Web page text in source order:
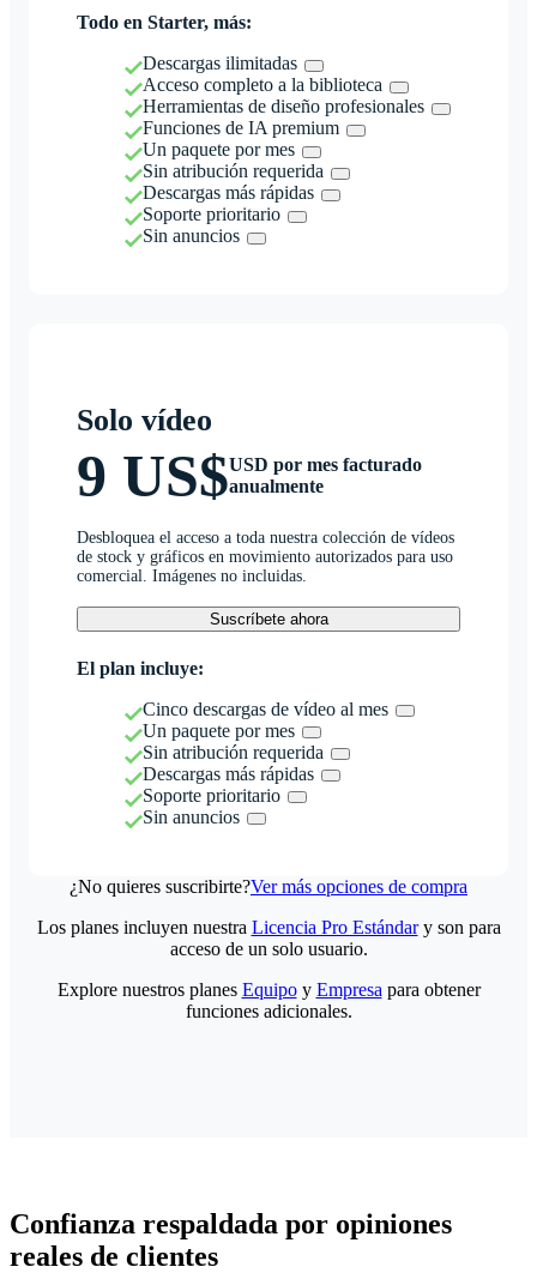
Todo en Starter, más:
Descargas ilimitadas
Acceso completo a la biblioteca
Herramientas de diseño profesionales
Funciones de IA premium
Un paquete por mes
Sin atribución requerida
Descargas más rápidas
Soporte prioritario
Sin anuncios
Solo vídeo
9 US$USD por mes facturado
anualmente
Desbloquea el acceso a toda nuestra colección de vídeos
de stock y gráficos en movimiento autorizados para uso
comercial. Imágenes no incluidas.
Suscríbete ahora
El plan incluye:
Cinco descargas de vídeo al mes
Un paquete por mes
Sin atribución requerida
Descargas más rápidas
Soporte prioritario
Sin anuncios
¿No quieres suscribirte?Ver más opciones de compra
Los planes incluyen nuestra Licencia Pro Estándary son para
acceso de un solo usuario.
Explore nuestros planes Equipoy Empresa para obtener
funciones adicionales.
Confianza respaldada por opiniones
reales de clientes